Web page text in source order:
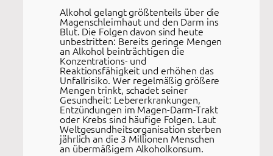
Alkohol gelangt größtenteils über die
Magenschleimhaut und den Darm ins
Blut. Die Folgen davon sind heute
unbestritten: Bereits geringe Mengen
an Alkohol beinträchtigen die
Konzentrations- und
Reaktionsfähigkeit und erhöhen das
Unfallrisiko. Wer regelmäßig größere
Mengen trinkt, schadet seiner
Gesundheit: Lebererkrankungen,
Entzündungen im Magen-Darm-Trakt
oder Krebs sind häufige Folgen. Laut
Weltgesundheitsorganisation sterben
jährlich an die 3 Millionen Menschen
an übermäßigem Alkoholkonsum.